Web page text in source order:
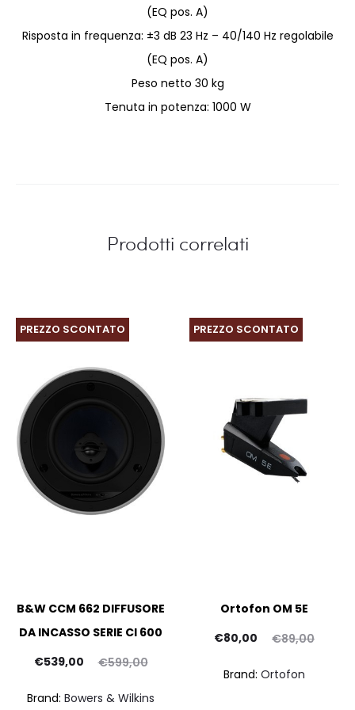
(EQ pos. A)
Risposta in frequenza: ±3 dB 23 Hz – 40/140 Hz regolabile
(EQ pos. A)
Peso netto 30 kg
Tenuta in potenza: 1000 W
Prodotti correlati
PREZZO SCONTATO
B&W CCM 662 DIFFUSORE
DA INCASSO SERIE CI 600
€599,00
Il
€539,00
Brand: Bowers & Wilkins
PREZZO SCONTATO
Ortofon OM 5E
€89,00
Il
€80,00
Brand: Ortofon